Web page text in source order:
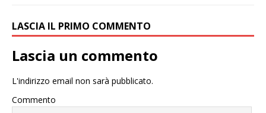
LASCIA IL PRIMO COMMENTO
Lascia un commento
L'indirizzo email non sarà pubblicato.
Commento